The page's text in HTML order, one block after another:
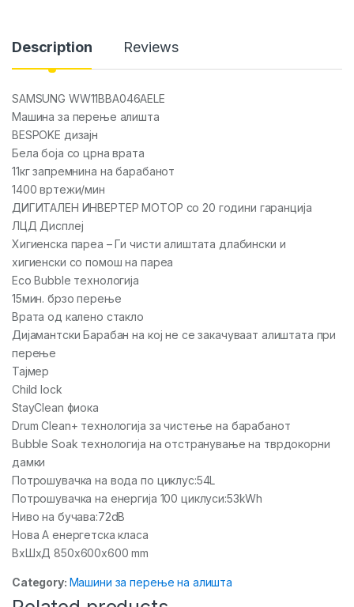
Description Reviews
SAMSUNG WW11BBA046AELE
Машина за перење алишта
BESPOKE дизајн
Бела боја со црна врата
11кг запремнина на барабанот
1400 вртежи/мин
ДИГИТАЛЕН ИНВЕРТЕР МОТОР со 20 години гаранција
ЛЦД Дисплеј
Хигиенска пареа – Ги чисти алиштата длабински и
хигиенски со помош на пареа
Eco Bubble технологија
15мин. брзо перење
Врата од калено стакло
Дијамантски Барабан на кој не се закачуваат алиштата при
перење
Тајмер
Child lock
StayClean фиока
Drum Clean+ технологија за чистење на барабанот
Bubble Soak технологија на отстранување на тврдокорни
дамки
Потрошувачка на вода по циклус:54L
Потрошувачка на енергија 100 циклуси:53kWh
Ниво на бучава:72dB
Нова А енергетска класа
ВхШхД 850x600x600 mm
Category: Машини за перење на алишта